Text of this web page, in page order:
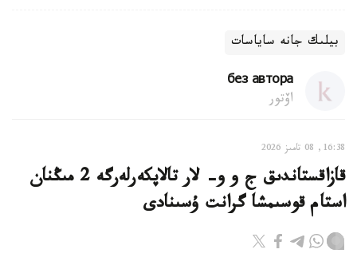
بيلىك جانە ساياسات
без автора
اۆتور
16:38, 08 تامىز 2026
قازاقستاندىق ج و و- لار تالاپكەرلەرگە 2 مىڭنان
استام قوسىمشا گرانت ۇسىنادى